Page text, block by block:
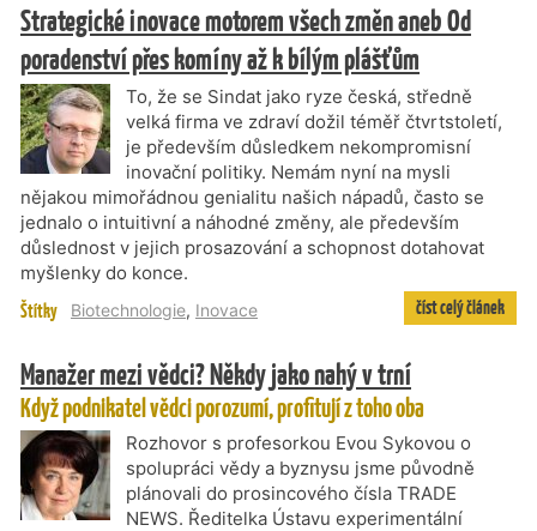
Strategické inovace motorem všech změn aneb Od
poradenství přes komíny až k bílým plášťům
To, že se Sindat jako ryze česká, středně
velká firma ve zdraví dožil téměř čtvrtstoletí,
je především důsledkem nekompromisní
inovační politiky. Nemám nyní na mysli
nějakou mimořádnou genialitu našich nápadů, často se
jednalo o intuitivní a náhodné změny, ale především
důslednost v jejich prosazování a schopnost dotahovat
myšlenky do konce.
Štítky Biotechnologie, Inovace číst celý článek
Manažer mezi vědci? Někdy jako nahý v trní
Když podnikatel vědci porozumí, profitují z toho oba
Rozhovor s profesorkou Evou Sykovou o
spolupráci vědy a byznysu jsme původně
plánovali do prosincového čísla TRADE
NEWS. Ředitelka Ústavu experimentální